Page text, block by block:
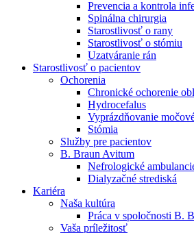
Prevencia a kontrola
Spinálna chirurgia
Starostlivosť o rany
Starostlivosť o stómiu
Uzatváranie rán
Starostlivosť o pacientov
Ochorenia
Chronické ochorenie
Hydrocefalus
Vyprázdňovanie
Stómia
Služby pre pacientov
B. Braun Avitum
Nefrologické
Dialyzačné strediská
Kariéra
Naša kultúra
Práca v spoločnosti B.
Vaša príležitosť